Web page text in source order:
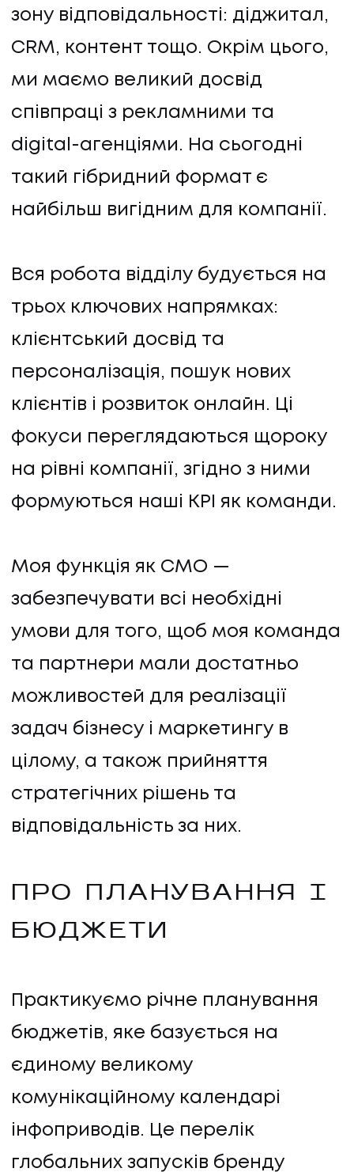
зону відповідальності: діджитал,
CRM, контент тощо. Окрім цього,
ми маємо великий досвід
співпраці з рекламними та
digital-агенціями. На сьогодні
такий гібридний формат є
найбільш вигідним для компанії.
Вся робота відділу будується на
трьох ключових напрямках:
клієнтський досвід та
персоналізація, пошук нових
клієнтів і розвиток онлайн. Ці
фокуси переглядаються щороку
на рівні компанії, згідно з ними
формуються наші KPI як команди.
Моя функція як СMO —
забезпечувати всі необхідні
умови для того, щоб моя команда
та партнери мали достатньо
можливостей для реалізації
задач бізнесу і маркетингу в
цілому, а також прийняття
стратегічних рішень та
відповідальність за них.
ПРО ПЛАНУВАННЯ І
БЮДЖЕТИ
Практикуємо річне планування
бюджетів, яке базується на
єдиному великому
комунікаційному календарі
інфоприводів. Це перелік
глобальних запусків бренду
КАР'ЄРА
КАР'ЄРА
БЛОГ
БЛОГ
КЛІЄНТИ
КЛІЄНТИ
КОНТАКТИ
ПРО НАС